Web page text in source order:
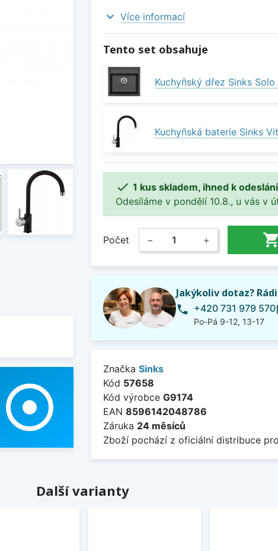
adjust
expand_more Více informací
Tento set obsahuje
Kuchyňský dřez Sinks
Kuchyňská baterie Sinks
 1 kus skladem, ihned k
Odesíláme v pondělí 10.8., u vás v
Počet − + 
Jakýkoliv dotaz?
phone +420 731 979 570
Po-Pá 9-12, 13-17
Značka Sinks
Kód 57658
Kód výrobce G9174
EAN 8596142048786
Záruka 24 měsíců
Zboží pochází z oficiální distribuce
Další varianty